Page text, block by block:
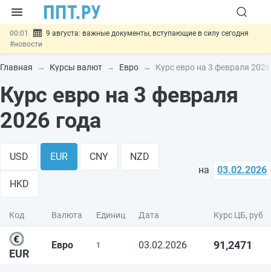
00:01
9 августа: важные документы, вступающие в силу сегодня
#новости
07.08 Подписан закон о блокировке продажи опасных товаров через
«Честный знак»#новости
07.08
Госпошлину за устранение ошибок в документах предлагают
07.08
Важно
Разработают единые критерии трудовых и ГПХ-
#новости
Главная Курсы валют Евро Курс евро на 3 февраля
Курс евро на 3 февраля
2026 года
USD EUR CNY NZD
HKD
на 03.02.2026
Код Валюта Единиц Дата Курс ЦБ, руб
EUR
Евро 1 03.02.2026 91,2471